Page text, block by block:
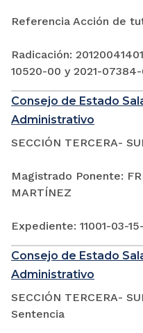
Referencia Acción de
Radicación:
10520-00 y 2021-
Consejo de Estado
Administrativo
SECCIÓN TERCERA-
Magistrado Ponente:
MARTÍNEZ
Expediente: 11001-03-
Consejo de Estado
Administrativo
SECCIÓN TERCERA-
Sentencia